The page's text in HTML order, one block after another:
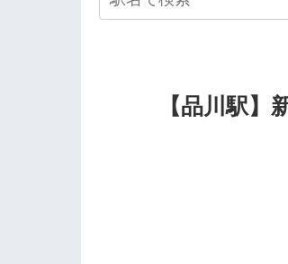
【品川駅】